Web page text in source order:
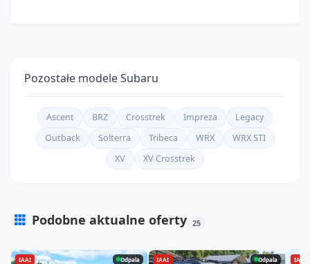
Pozostałe modeleSubaru
Ascent BRZ Crosstrek Impreza
Legacy
Outback
Solterra Tribeca WRX
WRX STI
XV
XV Crosstrek
Podobne aktualne oferty 25
IAAI Odpala IAAI Odpala IAAI
Sprawdź pełną listę aktualnych ofert dla modelu Subaru